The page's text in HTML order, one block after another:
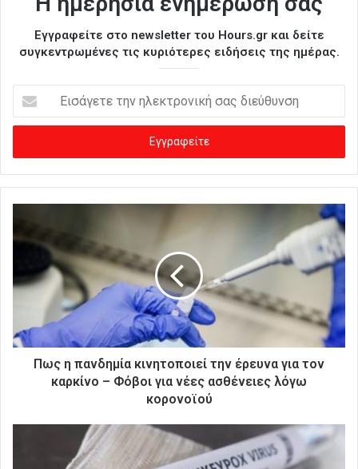
Εγγραφείτε στο newsletter του Hours.gr και δείτε
συγκεντρωμένες τις κυριότερες ειδήσεις της ημέρας.
σ
γ
ε
η
η
λ
τ
κ
Πως η πανδημία κινητοποιεί την έρευνα για τον
καρκίνο – Φόβοι για νέες ασθένειες λόγω
κορονοϊού